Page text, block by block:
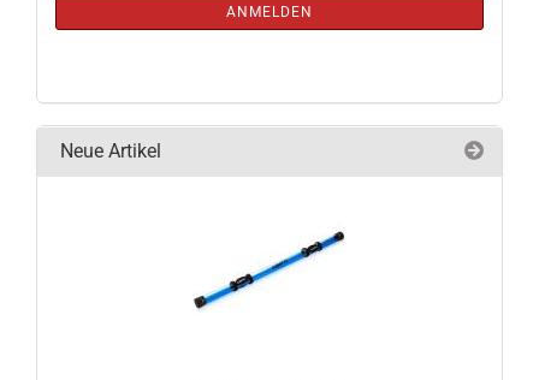
ANMELDEN
Neue Artikel